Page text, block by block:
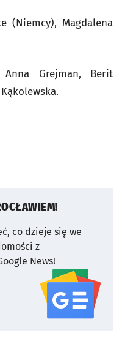
(Niemcy), Magdalena
Grejman, Berit
co dzieje się we
z
News!
serwisu